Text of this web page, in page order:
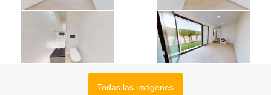
Todas las imágenes